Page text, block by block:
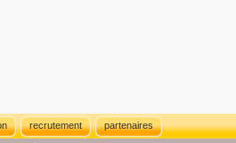
recrutement partenaires